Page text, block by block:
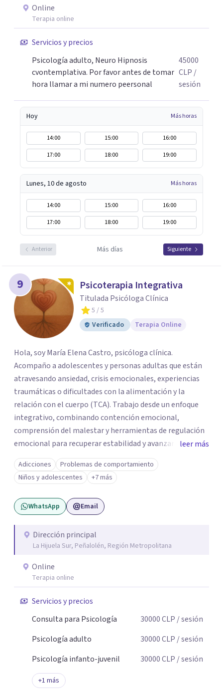
Online
Terapia online
Servicios y precios
Psicología adulto, Neuro Hipnosis
cvontemplativa. Por favor antes de tomar
hora llamar a mi numero peersonal
45000
CLP /
sesión
Hoy Más horas
14:00 15:00
16:00
17:00
18:00 19:00
Lunes, 10 de agosto Más horas
14:00 15:00
16:00
17:00
18:00 19:00
Anterior Más días Siguiente
9 Psicoterapia Integrativa
Titulada Psicóloga Clínica
5 / 5
Verificado
Terapia Online
Hola, soy María Elena Castro, psicóloga clínica.
Acompaño a adolescentes y personas adultas que están
atravesando ansiedad, crisis emocionales, experiencias
traumáticas o dificultades con la alimentación y la
relación con el cuerpo (TCA). Trabajo desde un enfoque
integrativo, combinando contención emocional,
comprensión del malestar y herramientas de regulación
emocional para recuperar estabilidad y avanzar con
mayor claridad. Tengo experiencia en intervención en
crisis y evaluación de riesgo cuando corresponde,
cuidando siempre un encuadre seguro, respetuoso y a tu
ritmo. Atiendo principalmente en modalidad online y
también presencial en Santiago, según disponibilidad.
leer más
Adicciones
Problemas de comportamiento
Niños y adolescentes
+7 más
WhatsApp Email
Dirección principal
La Hijuela Sur, Peñalolén, Región Metropolitana
Online
Terapia online
Servicios y precios
Consulta para Psicología
30000CLP / sesión
Psicología adulto
30000CLP / sesión
Psicología infanto-juvenil
30000CLP / sesión
+1 más